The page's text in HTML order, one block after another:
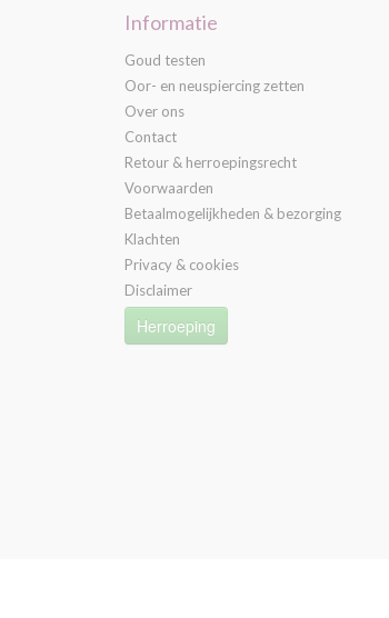
Informatie
Goud testen
Oor- en neuspiercing zetten
Over ons
Contact
Retour & herroepingsrecht
Voorwaarden
Betaalmogelijkheden & bezorging
Klachten
Privacy & cookies
Disclaimer
Herroeping